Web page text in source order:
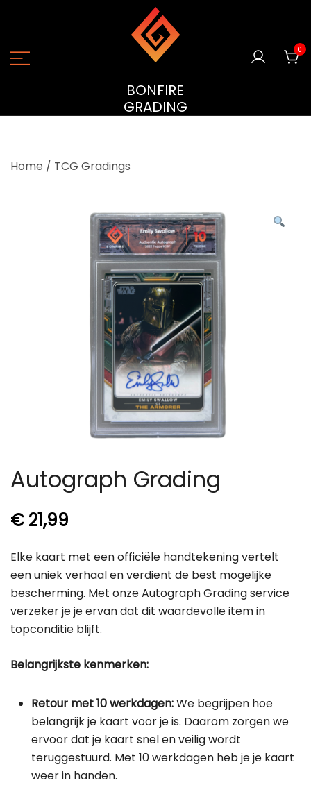
inhoud
BONFIRE
GRADING
0
Home / TCG Gradings
Autograph Grading
€ 21,99
Elke kaart met een officiële handtekening vertelt
een uniek verhaal en verdient de best mogelijke
bescherming. Met onze Autograph Grading service
verzeker je je ervan dat dit waardevolle item in
topconditie blijft.
Belangrijkste kenmerken:
Retour met 10 werkdagen:We begrijpen hoe
belangrijk je kaart voor je is. Daarom zorgen we
ervoor dat je kaart snel en veilig wordt
teruggestuurd. Met 10 werkdagen heb je je kaart
weer in handen.